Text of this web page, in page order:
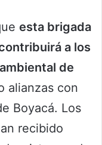
esta brigada
a los
de
alianzas con
Boyacá. Los
recibido